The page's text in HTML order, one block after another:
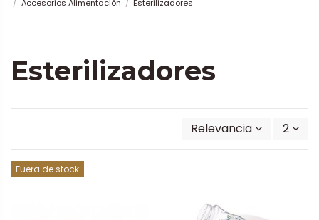
Accesorios Alimentación
Esterilizadores
Esterilizadores
Relevancia 2
Fuera de stock